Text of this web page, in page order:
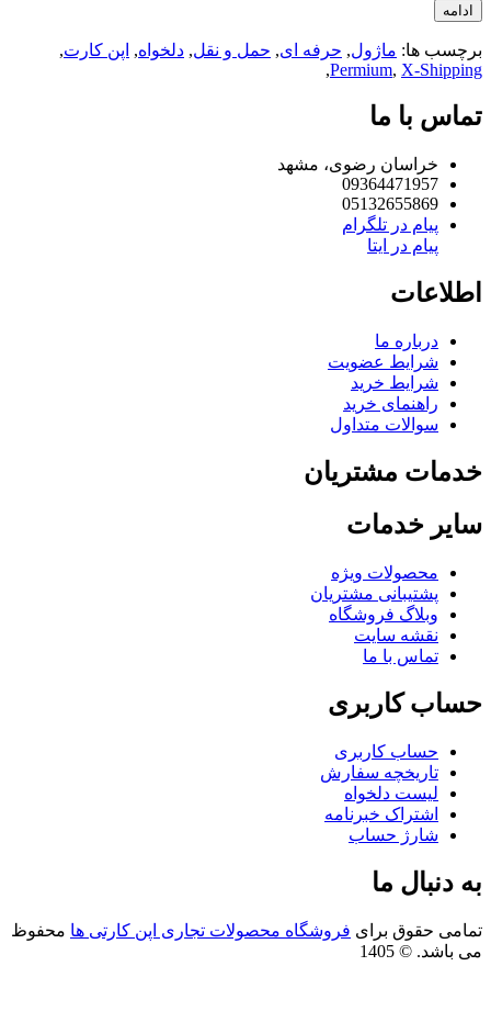
ها: ماژول ,حرفه ای حمل و نقل,دلخواه,اپن کارت,
Permium,X-
,
با ما
خراسان رضوی، مشهد
09364471957
05132655869
پیام در تلگرام
پیام در ایتا
درباره ما
شرایط عضویت
شرایط خرید
راهنمای خرید
سوالات متداول
مشتریان
خدمات
محصولات ویژه
پشتیبانی مشتریان
وبلاگ فروشگاه
نقشه سایت
تماس با ما
کاربری
حساب کاربری
تاریخچه سفارش
لیست دلخواه
اشتراک خبرنامه
شارژ حساب
دنبال ما
حقوق برای فروشگاه محصولات تجاری اپن کارتی ها محفوظ
© 1405